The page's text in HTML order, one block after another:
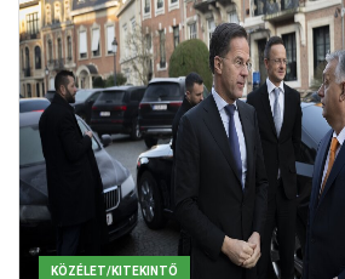
KÖZÉLET/KITEKINTŐ